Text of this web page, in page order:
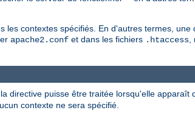
contextes spécifiés. En d'autres termes, une
apache2.conf et dans les fichiers .htaccess
directive puisse être traitée lorsqu'elle apparaît
contexte ne sera spécifié.